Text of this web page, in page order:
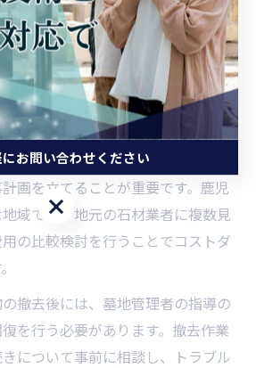
た撤去工事の進め方
工事の費用を抑えるためには、ま
大きさ、墓所の形状を正確に把握
画を立てることが重要です。鹿児
域では、地元の石材業者に複数見
の比較検討を行うことでコストダ
撤去後には、墓地管理者の指導の
を行う必要があります。撤去作業
について事前に相談し、トラブル
にお問い合わせください
お問い合わせください